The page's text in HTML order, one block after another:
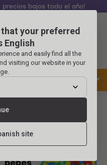
your preferred
English
and easily find all the
visiting our website in your
site
precios bajos todo el año!
Identificarse
✨